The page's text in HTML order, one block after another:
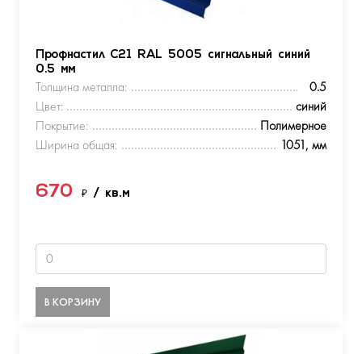
Профнастил С21 RAL 5005 сигнальный синий
0.5 мм
Толщина металла:
0.5
Цвет:
синий
Покрытие:
Полимерное
Ширина общая:
1051, мм
670 ₽ / кв.м
В КОРЗИНУ